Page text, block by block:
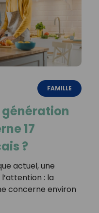
FAMILLE
génération
17
?
actuel, une
: la
concerne environ